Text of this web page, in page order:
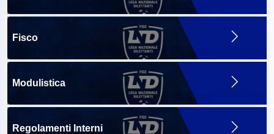
Fisco
Modulistica
Regolamenti Interni